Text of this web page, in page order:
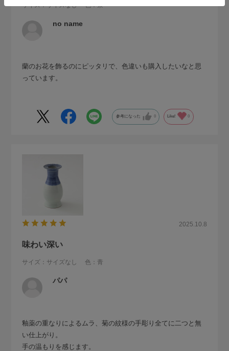
サイズ：サイズなし 色：茶
no name
蘭のお花を飾るのにピッタリで、色違いも購入したいなと思
っています。
参考になった 0 Like! 0
2025.10.8
味わい深い
サイズ：サイズなし 色：青
パパ
釉薬の重なりによるムラ、菊の紋様の手彫り全てに二つと無
い仕上がり。
手の温もりを感じます。